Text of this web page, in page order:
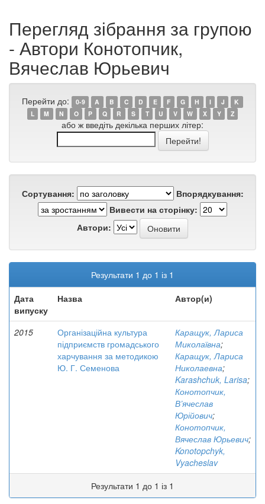
Перегляд зібрання за групою
- Автори Конотопчик,
Вячеслав Юрьевич
Перейти до: 0-9 A B C D E F G H I J
K
L
M N O P Q R S T U V W X Y Z
або ж введіть декілька перших літер:
Сортування:
Впорядкування:
Вивести на сторінку:
Автори:
Результати 1 до 1 із 1
Дата
випуску
Назва Автор(и)
2015
Організаційна культура
підприємств громадського
харчування за методикою
Ю. Г. Семенова
Каращук, Лариса
Миколаївна;
Каращук, Лариса
Николаевна;
Karashchuk, Larisa;
Конотопчик,
В’ячеслав
Юрійович;
Конотопчик,
Вячеслав Юрьевич;
Konotopchyk,
Vyacheslav
Результати 1 до 1 із 1